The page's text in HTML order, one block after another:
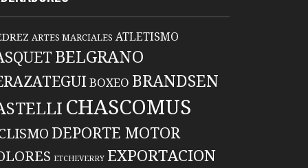
ARTES MARCIALES ATLETISMO
BELGRANO
BOXEO BRANDSEN
CHASCOMUS
DEPORTE MOTOR
ETCHEVERRY EXPORTACION